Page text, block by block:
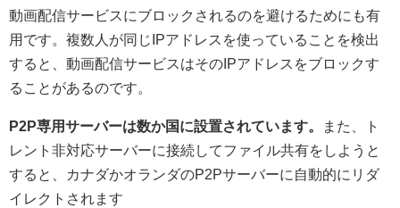
動画配信サービスにブロックされるのを避けるためにも有
用です。複数人が同じIPアドレスを使っていることを検出
すると、動画配信サービスはそのIPアドレスをブロックす
ることがあるのです。
P2P専用サーバーは数か国に設置されています。
また、ト
レント非対応サーバーに接続してファイル共有をしようと
すると、カナダかオランダのP2Pサーバーに自動的にリダ
イレクトされます